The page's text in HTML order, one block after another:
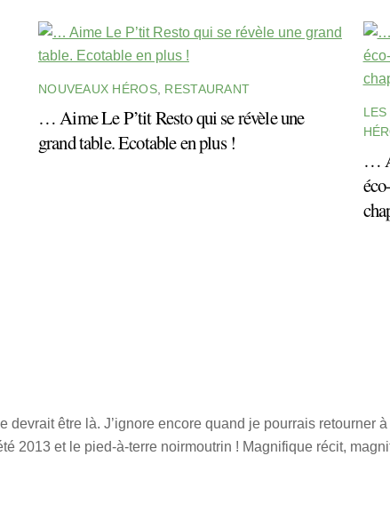
NOUVEAUX HÉROS, RESTAURANT
… Aime Le P’tit Resto qui se révèle une
grand table. Ecotable en plus !
…
devrait être là. J’ignore encore quand je pourrais retourner
2013 et le pied-à-terre noirmoutrin ! Magnifique récit,